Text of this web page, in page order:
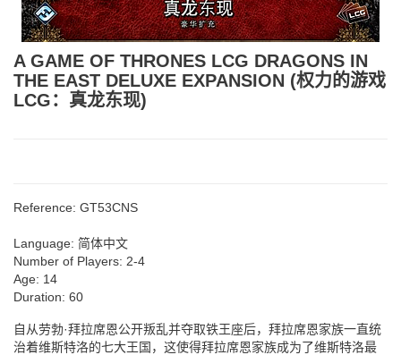
A GAME OF THRONES LCG DRAGONS IN
THE EAST DELUXE EXPANSION (权力的游戏
LCG：真龙东现)
Reference: GT53CNS
Language: 简体中文
Number of Players: 2-4
Age: 14
Duration: 60
自从劳勃·拜拉席恩公开叛乱并夺取铁王座后，拜拉席恩家族一直统
治着维斯特洛的七大王国，这使得拜拉席恩家族成为了维斯特洛最